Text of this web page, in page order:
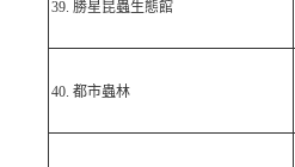
39. 勝星昆蟲生態館
40. 都市蟲林